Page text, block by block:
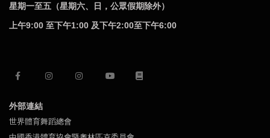
星期一至五（星期六、日，公眾假期除外）
上午9:00 至下午1:00 及下午2:00至下午6:00
外部連結
世界體育舞蹈總會